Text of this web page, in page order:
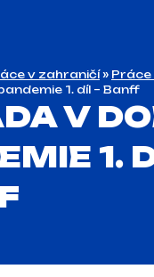
v zahraničí» Práce
1. díl – Banff
V
1.